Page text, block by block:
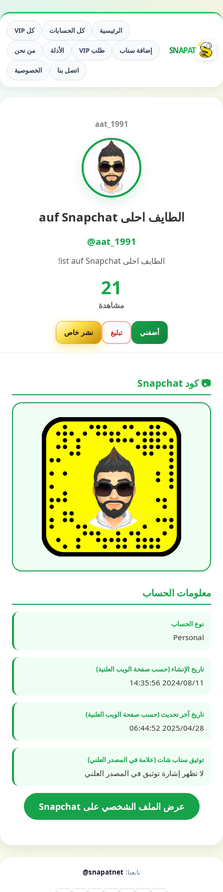
SNAPAT
الرئيسية كل الحسابات كل VIP
إضافة سناب طلب VIP الأدلة من نحن
اتصل بنا الخصوصية
aat_1991
الطايف احلى auf Snapchat
@aat_1991
الطايف احلى ist auf Snapchat!
21
مشاهدة
أضفني تبليغ نشر خاص
📷 كود Snapchat
معلومات الحساب
نوع الحساب
Personal
تاريخ الإنشاء (حسب صفحة الويب العلنية)
2024/08/11 14:35:56
تاريخ آخر تحديث (حسب صفحة الويب العلنية)
2025/04/28 06:44:52
توثيق سناب شات (علامة في المصدر العلني)
لا تظهر إشارة توثيق في المصدر العلني
عرض الملف الشخصي على Snapchat
تابعنا: @snapatnet